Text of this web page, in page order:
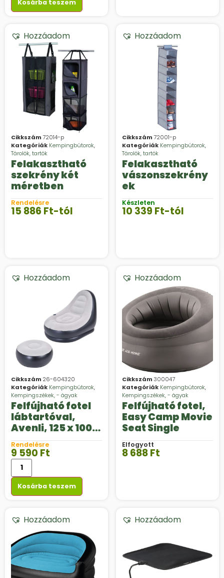
Kosárba teszem
Hozzáadom
Cikkszám72014-p
Kategóriák Kempingbútorok,
Tárolók, tartók
Felakasztható
szekrény két
méretben
Rendelésre
15 886 Ft-tól
Hozzáadom
Cikkszám72001-p
Kategóriák Kempingbútorok,
Tárolók, tartók
Felakasztható
vászonszekrény
ek
Készleten
10 339 Ft-tól
Hozzáadom
Cikkszám 26-604320
Kategóriák Kempingbútorok,
Kempingszékek, - ágyak
Felfújható fotel
lábtartóval,
Avenli, 125 x 100
cm, strapabíró
vinil, beltéri
használatra,
szürke színű
Rendelésre
9 590 Ft
Kosárba teszem
Hozzáadom
Cikkszám 300047
Kategóriák Kempingbútorok,
Kempingszékek, - ágyak
Felfújható fotel,
Easy Camp Movie
Seat Single
Elfogyott
8 688Ft
Hozzáadom Hozzáadom